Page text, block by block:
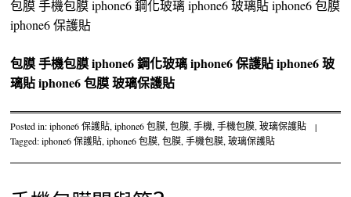
包膜 手機包膜 iphone6 鋼化玻璃 iphone6 玻璃貼 iphone6 包膜
iphone6 保護貼
包膜手機包膜iphone6 鋼化玻璃iphone6 保護貼iphone6 玻
璃貼iphone6 包膜玻璃保護貼
Posted in:iphone6 保護貼,iphone6 包膜,包膜,手機,手機包膜,玻璃保護貼
|
Tagged:iphone6 保護貼,iphone6 包膜,包膜,手機包膜,玻璃保護貼